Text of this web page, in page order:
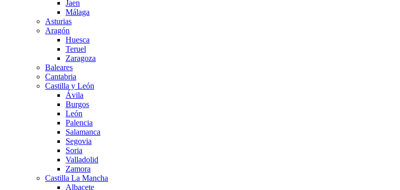
Jaen
Málaga
Asturias
Aragón
Huesca
Teruel
Zaragoza
Baleares
Cantabria
Castilla y León
Ávila
Burgos
León
Palencia
Salamanca
Segovia
Soria
Valladolid
Zamora
Castilla La Mancha
Albacete